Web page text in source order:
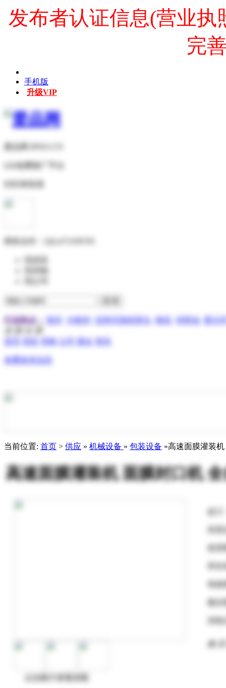
发布者认证信息(营业
完
手机版
升级VIP
行业热点： 报关 分散剂 压电写真机喷头 物流 润滑油
求购 展会
免费发布信息
当前位置: 首页 > 供应 » 机械设备 » 包装设备 »高速面膜灌装
高速面膜灌装机 面膜封口机